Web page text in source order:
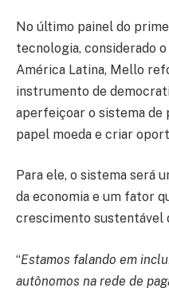
No último painel do
tecnologia, considerado
América Latina, Mello
instrumento de
aperfeiçoar o sistema de
papel moeda e criar
Para ele, o sistema será
da economia e um fator
crescimento sustentável
“Estamos falando em
autônomos na rede de